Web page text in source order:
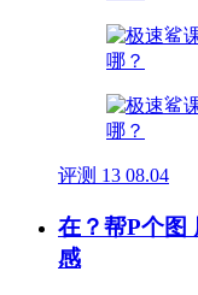
评测 13 08.04
在？帮P个图
感